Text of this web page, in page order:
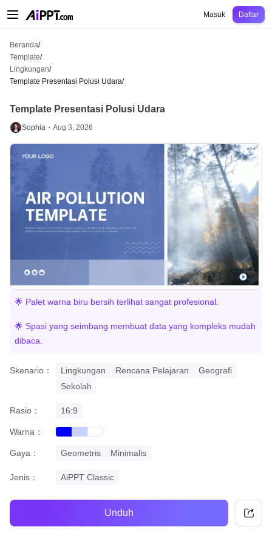
PendidikanGuru
Masuk Daftar
Beranda/
Template/
Lingkungan/
Template Presentasi Polusi Udara/
Template Presentasi Polusi Udara
Sophia・ Aug 3, 2026
🌟 Palet warna biru bersih terlihat sangat profesional.
🌟 Spasi yang seimbang membuat data yang kompleks mudah
dibaca.
Skenario： Lingkungan Rencana Pelajaran
Geografi
Sekolah
Rasio： 16:9
Warna： bluegradient
white
Gaya：
Geometris Minimalis
Jenis： AiPPT Classic
Unduh